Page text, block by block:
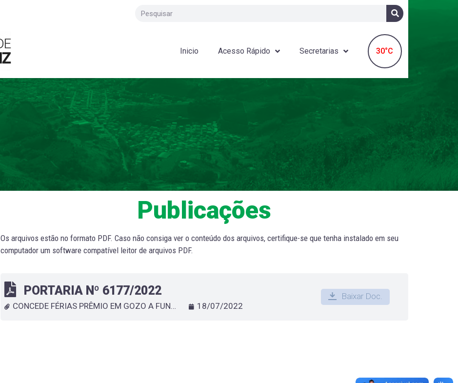
Inicio Acesso Rápido Secretarias 30°C
Publicações
Os arquivos estão no formato PDF. Caso não consiga ver o conteúdo dos arquivos, certifique-se que tenha instalado em seu
computador um software compatível leitor de arquivos PDF.
PORTARIA Nº 6177/2022
CONCEDE FÉRIAS PRÊMIO EM GOZO A FUNCIONÁRIOS 18/07/2022
Baixar Doc.